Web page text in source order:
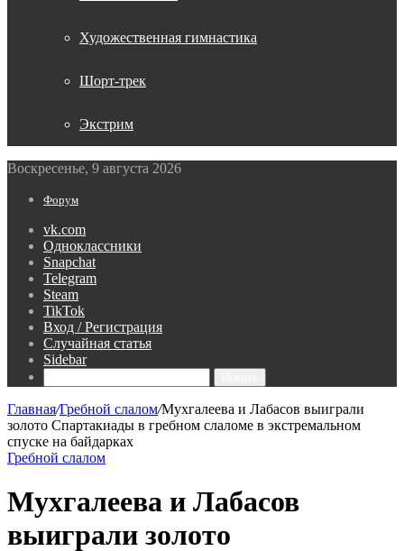
Художественная гимнастика
Шорт-трек
Экстрим
Воскресенье, 9 августа 2026
Форум
vk.com
Одноклассники
Snapchat
Telegram
Steam
TikTok
Вход / Регистрация
Случайная статья
Sidebar
Главная/Гребной слалом/Мухгалеева и Лабасов выиграли
золото Спартакиады в гребном слаломе в экстремальном
спуске на байдарках
Гребной слалом
Мухгалеева и Лабасов
выиграли золото